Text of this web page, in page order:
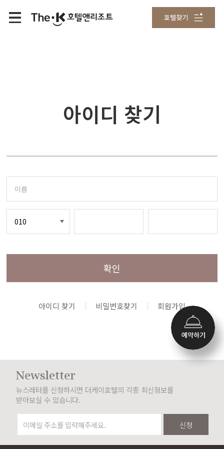
호텔찾기
아이디 찾기
확인
아이디 찾기 비밀번호찾기 회원가입
뉴스레터를 신청하시면 더케이호텔의 각종 최신정보를
받아보실 수 있습니다.
신청